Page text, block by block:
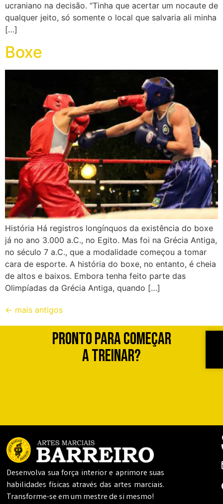
ucraniano na decisão. “Tinha que acertar um nocaute de
qualquer jeito, só somente o local que salvaria ali minha
[…]
Boxe
História Há registros longínquos da existência do boxe
já no ano 3.000 a.C., no Egito. Mas foi na Grécia Antiga,
no século 7 a.C., que a modalidade começou a tomar
cara de esporte. A história do boxe, no entanto, é cheia
de altos e baixos. Embora tenha feito parte das
Olimpíadas da Grécia Antiga, quando […]
← mais antigos
Pronto para começar
a treinar?
Desenvolva sua força interior e aprimore suas
habilidades físicas através das artes marciais.
Transforme-se em um mestre de si mesmo!